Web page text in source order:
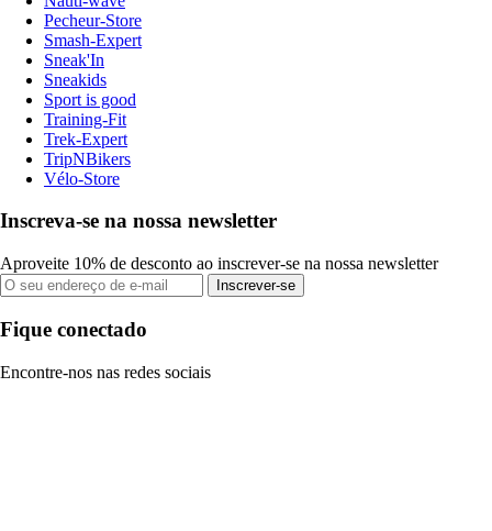
Pecheur-Store
Smash-Expert
Sneak'In
Sneakids
Sport is good
Training-Fit
Trek-Expert
TripNBikers
Vélo-Store
Inscreva-se na nossa newsletter
Aproveite 10% de desconto ao inscrever-se na nossa newsletter
Inscrever-se
Fique conectado
Encontre-nos nas redes sociais